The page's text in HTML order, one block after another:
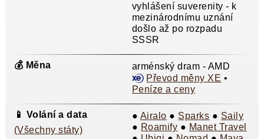
vyhlášení suverenity - k
mezinárodnímu uznání
došlo až po rozpadu
SSSR
💰 Měna
arménský dram - AMD
Převod měny XE •
Peníze a ceny
📱 Volání a data
(Všechny státy)
● Airalo ● Sparks ● Saily
● Roamify ● Manet Travel